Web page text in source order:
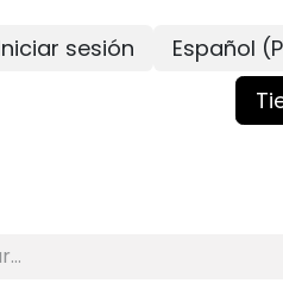
sesión
Español